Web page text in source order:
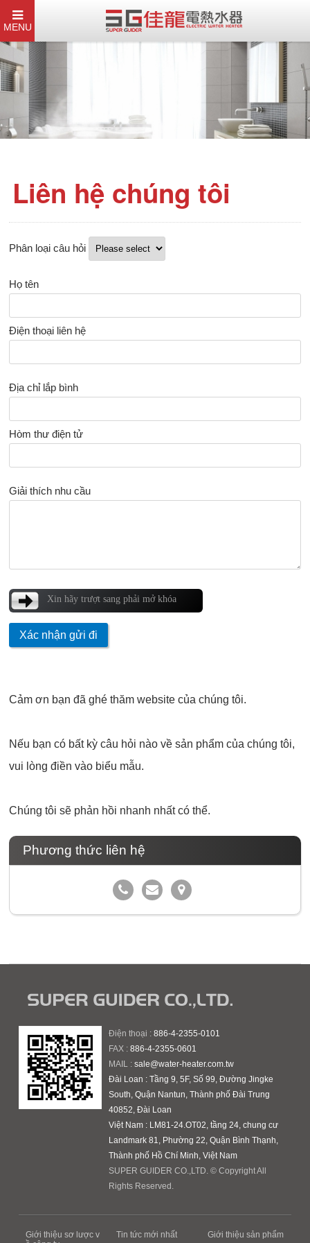
MENU
Liên hệ chúng tôi
Phân loại câu hỏi
Họ tên
Điện thoại liên hệ
Địa chỉ lắp bình
Hòm thư điện tử
Giải thích nhu cầu
Xin hãy trượt sang phải mở khóa
Xác nhận gửi đi
Cảm ơn bạn đã ghé thăm website của chúng tôi.
Nếu bạn có bất kỳ câu hỏi nào về sản phẩm của chúng tôi,
vui lòng điền vào biểu mẫu.
Chúng tôi sẽ phản hồi nhanh nhất có thể.
Phương thức liên hệ
Điện thoại :886-4-2355-0101
FAX :886-4-2355-0601
MAIL :sale@water-heater.com.tw
Đài Loan : Tầng 9, 5F, Số 99, Đường Jingke
South, Quận Nantun, Thành phố Đài Trung
40852, Đài Loan
Việt Nam : LM81-24.OT02, tầng 24, chung cư
Landmark 81, Phường 22, Quận Bình Thạnh,
Thành phố Hồ Chí Minh, Việt Nam
SUPER GUIDER CO.,LTD. © Copyright All
Rights Reserved.
Giới thiệu sơ lược v
Tin tức mới nhất Giới thiệu sản phẩm